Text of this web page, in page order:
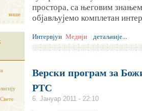
више
простора, са његовим
објављујемо комплетан
Интервјуи Медији детаљније...
Верски програм за
РТС
6. Јануар 2011 - 22:10